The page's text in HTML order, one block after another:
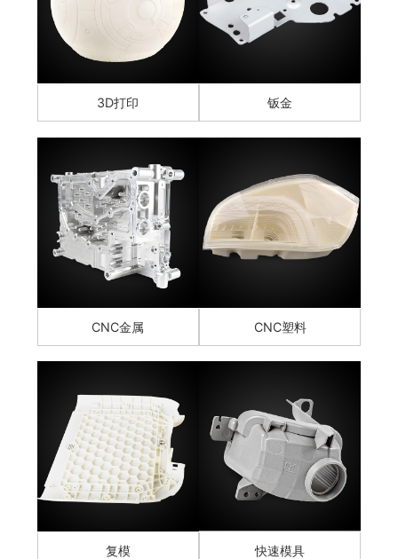
3D打印 钣金
CNC金属 CNC塑料
复模 快速模具